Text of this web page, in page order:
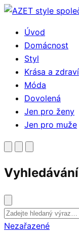
Přejít
obsahuÚvod
Domácnost
Styl
Krása a zdraví
Móda
Dovolená
Jen pro ženy
Jen pro muže
Vyhledávání
Vyhledat
Nezařazené